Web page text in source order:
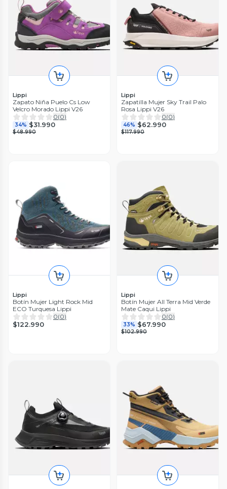
Lippi
Zapato Niña Puelo Cs Low
Velcro Morado Lippi V26
0(0)
34% $31.990
$48.990
Lippi
Zapatilla Mujer Sky Trail Palo
Rosa Lippi V26
0(0)
46% $62.990
$117.990
Lippi
Botín Mujer Light Rock Mid
ECO Turquesa Lippi
0(0)
$122.990
Lippi
Botín Mujer All Terra Mid Verde
Mate Caqui Lippi
0(0)
33% $67.990
$102.990